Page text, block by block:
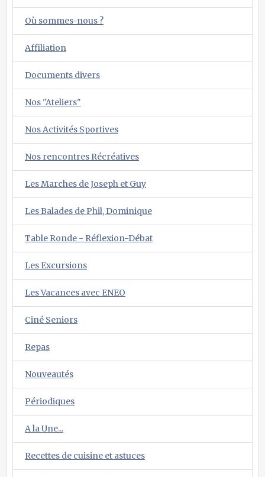
Où sommes-nous ?
Affiliation
Documents divers
Nos "Ateliers"
Nos Activités Sportives
Nos rencontres Récréatives
Les Marches de Joseph et Guy
Les Balades de Phil, Dominique
Table Ronde - Réflexion-Débat
Les Excursions
Les Vacances avec ENEO
Ciné Seniors
Repas
Nouveautés
Périodiques
A la Une...
Recettes de cuisine et astuces